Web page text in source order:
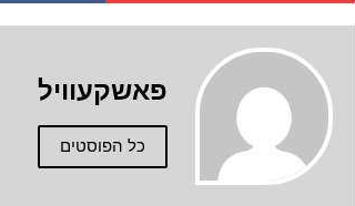
פאשקעוויל
כל הפוסטים